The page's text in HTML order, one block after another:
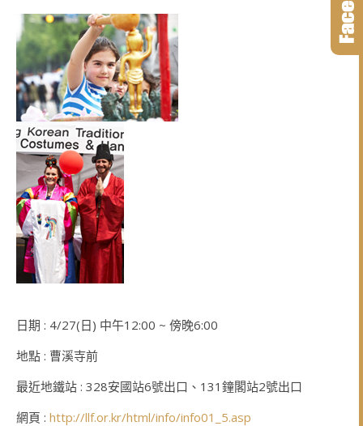
日期 : 4/27(日) 中午12:00 ~ 傍晚6:00
地點 : 曹溪寺前
最近地鐵站 : 328安國站6號出口、131鐘閣站2號出口
網頁 : http://llf.or.kr/html/info/info01_5.asp